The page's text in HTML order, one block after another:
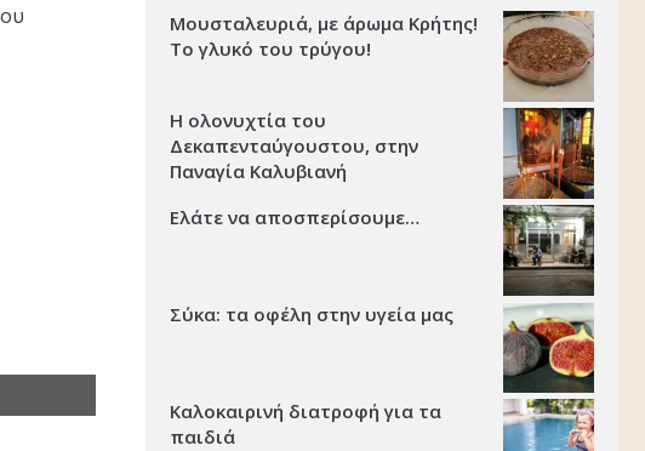
Μουσταλευριά, με άρωμα Κρήτης!
Το γλυκό του τρύγου!
Η ολονυχτία του
Δεκαπενταύγουστου, στην
Παναγία Καλυβιανή
Ελάτε να αποσπερίσουμε…
Σύκα: τα οφέλη στην υγεία μας
Καλοκαιρινή διατροφή για τα
παιδιά